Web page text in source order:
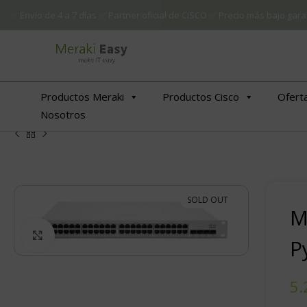
Productos Meraki Productos Cisco
Nosotros
SOLD OUT
Click to enlarge